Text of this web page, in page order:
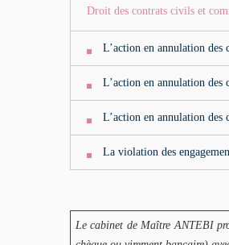
Droit des contrats civils et
L’action en annulation des
L’action en annulation des
L’action en annulation des
La violation des
Le cabinet de Maître ANTEBI